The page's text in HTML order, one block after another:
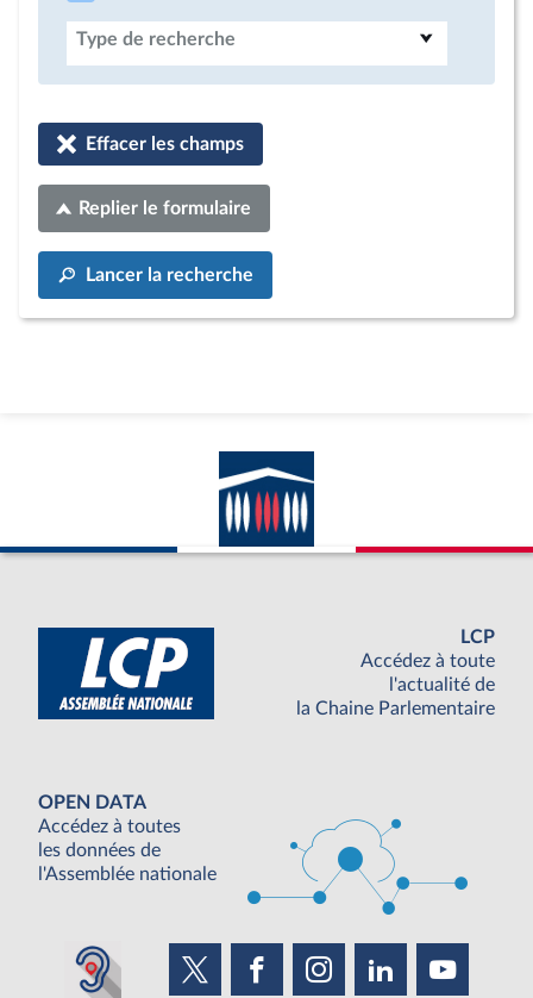
Type de recherche
Effacer les champs
Replier le formulaire
Lancer la recherche
LCP
Accédez à toute
l'actualité de
la Chaine Parlementaire
OPEN DATA
Accédez à toutes
les données de
l'Assemblée nationale